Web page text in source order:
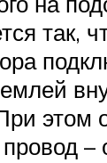
так,
этом
–